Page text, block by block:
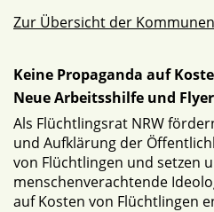
Zur Übersicht der Kommunen
Keine Propaganda auf
Neue Arbeitsshilfe und Flyer
Als Flüchtlingsrat NRW
und Aufklärung der
von Flüchtlingen und setzen
menschenverachtende
auf Kosten von Flüchtlingen